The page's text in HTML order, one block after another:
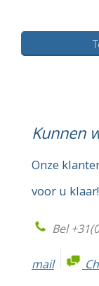
Kunnen
Onze
voor u klaar!
Bel
mail